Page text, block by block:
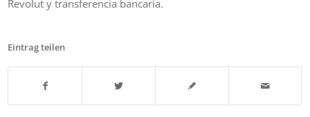
Revolut y transferencia bancaria.
Eintrag teilen